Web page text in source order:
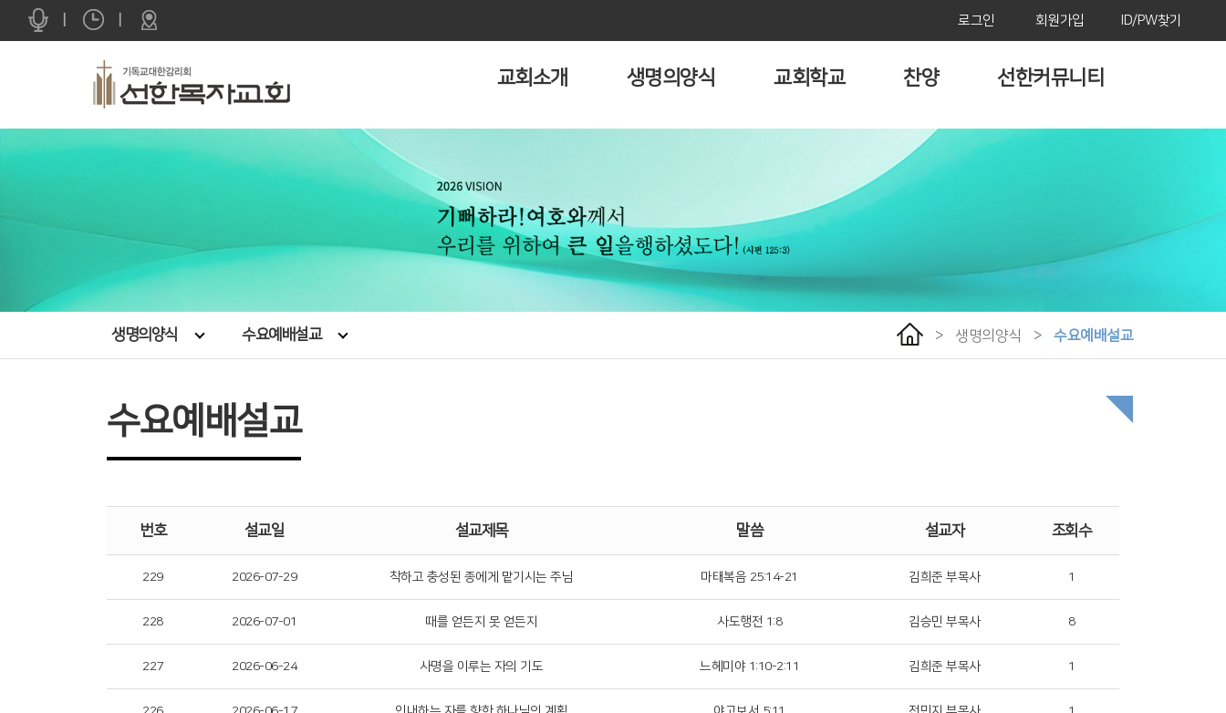
로그인 회원가입 ID/PW찾기
교회소개 생명의양식 교회학교 찬양 선한커뮤니티
생명의양식 수요예배설교 > 생명의양식 > 수요예배설교
수요예배설교
번호 설교일 설교제목 말씀 설교자 조회수
229 2026-07-29 착하고 충성된 종에게 맡기시는 주님 마태복음 25:14-21 김희준 부목사 1
228 2026-07-01 때를 얻든지 못 얻든지 사도행전 1:8 김승민 부목사 8
227 2026-06-24 사명을 이루는 자의 기도 느헤미야 1:10-2:11 김희준 부목사 1